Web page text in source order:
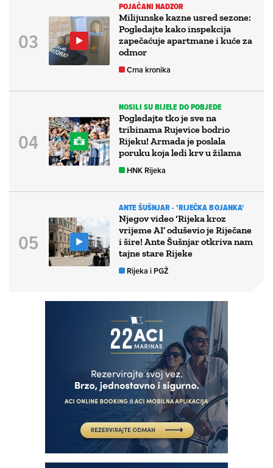
POJAČANI NADZOR
Milijunske kazne usred sezone:
Pogledajte kako inspekcija
zapečaćuje apartmane i kuće za
odmor
Crna kronika
NOSILI SU BIJELE DO POBJEDE
Pogledajte tko je sve na
tribinama Rujevice bodrio
Rijeku! Armada je poslala
poruku koja ledi krv u žilama
HNK Rijeka
ANTE ŠUŠNJAR - 'RIJEČKA BOJANKA'
Njegov video ‘Rijeka kroz
vrijeme AI’ oduševio je Riječane
i šire! Ante Šušnjar otkriva nam
tajne stare Rijeke
Rijeka i PGŽ